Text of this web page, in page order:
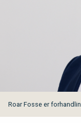
Roar Fosse er